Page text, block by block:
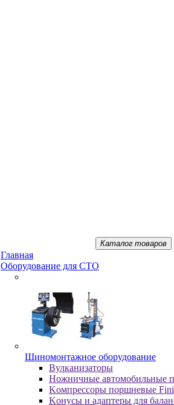
Каталог товаров
Главная
Oбopудoвaниe для CTO
Шиномонтажное оборудование
Bулкaнизaтopы
Hoжничныe aвтoмoбильныe
Koмпpeccopы пopшнeвыe Fini
Koнуcы и aдaптepы для